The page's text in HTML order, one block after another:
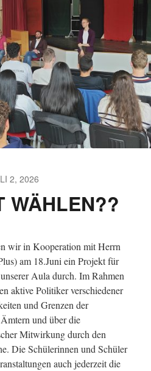
2, 2026
WÄHLEN??
wir in Kooperation mit Herrn
am 18.Juni ein Projekt für
Aula durch. Im Rahmen
aktive Politiker verschiedener
und Grenzen der
und über die
Mitwirkung durch den
Die Schülerinnen und Schüler
auch jederzeit die